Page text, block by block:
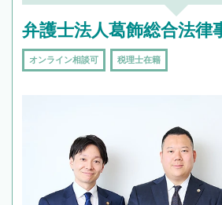
弁護士法人葛飾総合法律
オンライン相談可 税理士在籍